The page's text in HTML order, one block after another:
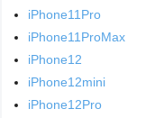
iPhone11Pro
iPhone11ProMax
iPhone12
iPhone12mini
iPhone12Pro